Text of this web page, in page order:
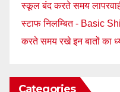
स्कूल बंद करते समय
स्टाफ निलम्बित - Basic
करते समय रखे इन बातों का
Categories